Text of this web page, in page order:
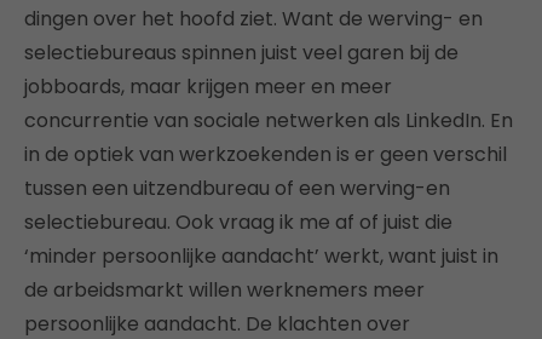
dingen over het hoofd ziet. Want de werving- en
selectiebureaus spinnen juist veel garen bij de
jobboards, maar krijgen meer en meer
concurrentie van sociale netwerken als LinkedIn. En
in de optiek van werkzoekenden is er geen verschil
tussen een uitzendbureau of een werving-en
selectiebureau. Ook vraag ik me af of juist die
‘minder persoonlijke aandacht’ werkt, want juist in
de arbeidsmarkt willen werknemers meer
persoonlijke aandacht. De klachten over